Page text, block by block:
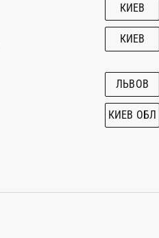
КИЕВ
КИЕВ
ЛЬВОВ
КИЕВ ОБЛ